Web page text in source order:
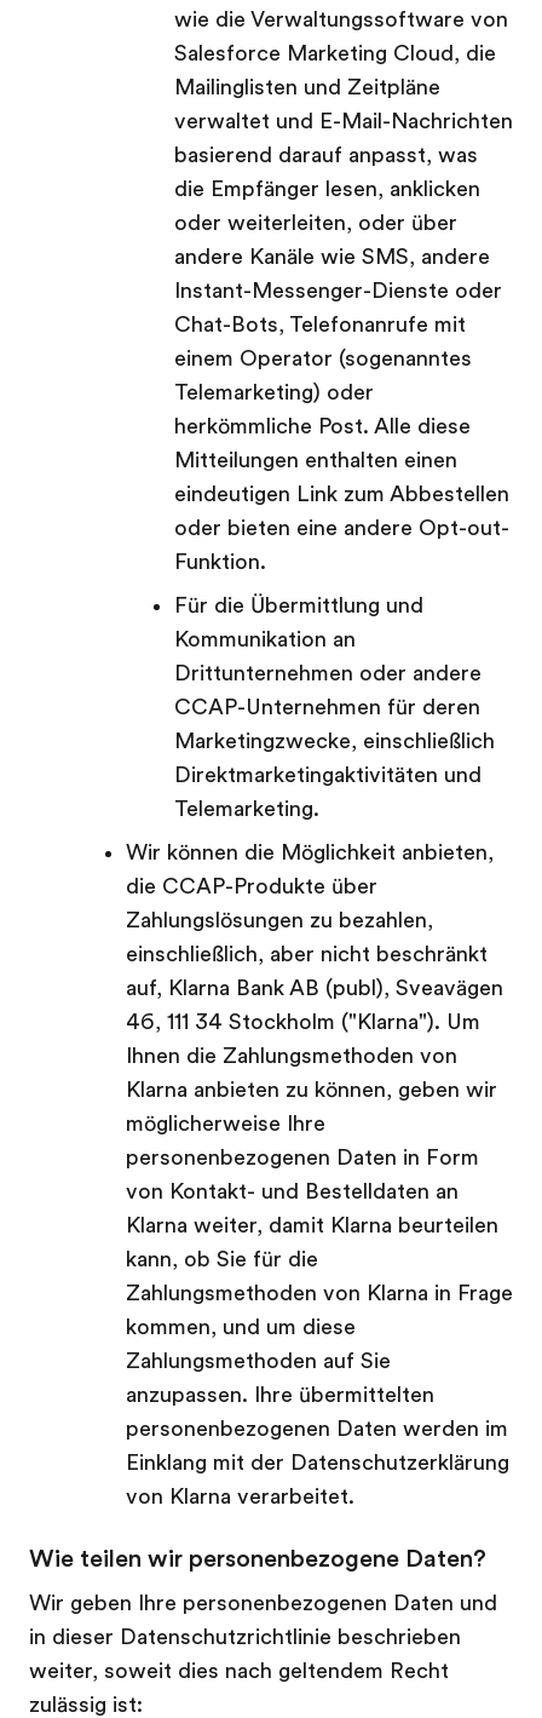
wie die Verwaltungssoftware von
Salesforce Marketing Cloud, die
Mailinglisten und Zeitpläne
verwaltet und E-Mail-Nachrichten
basierend darauf anpasst, was
die Empfänger lesen, anklicken
oder weiterleiten, oder über
andere Kanäle wie SMS, andere
Instant-Messenger-Dienste oder
Chat-Bots, Telefonanrufe mit
einem Operator (sogenanntes
Telemarketing) oder
herkömmliche Post. Alle diese
Mitteilungen enthalten einen
eindeutigen Link zum Abbestellen
oder bieten eine andere Opt-out-
Funktion.
Für die Übermittlung und
Kommunikation an
Drittunternehmen oder andere
CCAP-Unternehmen für deren
Marketingzwecke, einschließlich
Direktmarketingaktivitäten und
Telemarketing.
Wir können die Möglichkeit anbieten,
die CCAP-Produkte über
Zahlungslösungen zu bezahlen,
einschließlich, aber nicht beschränkt
auf, Klarna Bank AB (publ), Sveavägen
46, 111 34 Stockholm ("Klarna"). Um
Ihnen die Zahlungsmethoden von
Klarna anbieten zu können, geben wir
möglicherweise Ihre
personenbezogenen Daten in Form
von Kontakt- und Bestelldaten an
Klarna weiter, damit Klarna beurteilen
kann, ob Sie für die
Zahlungsmethoden von Klarna in Frage
kommen, und um diese
Zahlungsmethoden auf Sie
anzupassen. Ihre übermittelten
personenbezogenen Daten werden im
Einklang mit der Datenschutzerklärung
von Klarna verarbeitet.
Wie teilen wir personenbezogene Daten?
Wir geben Ihre personenbezogenen Daten und
in dieser Datenschutzrichtlinie beschrieben
weiter, soweit dies nach geltendem Recht
zulässig ist: